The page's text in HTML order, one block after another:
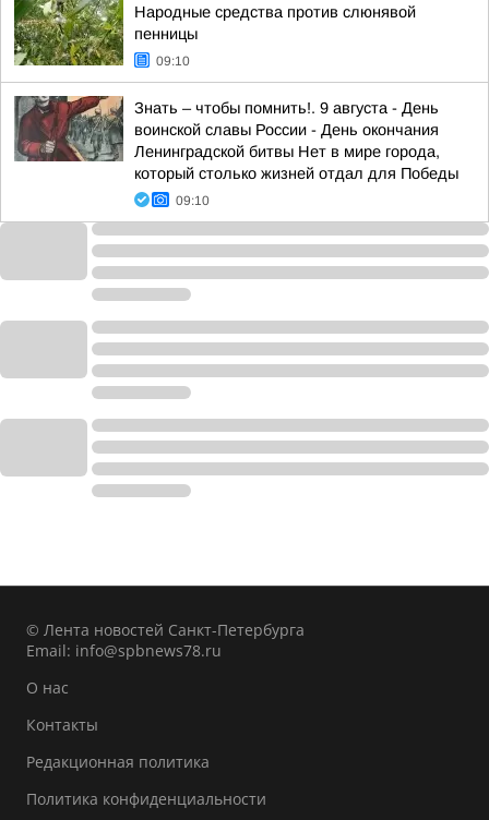
Народные средства против слюнявой
пенницы
09:10
Знать – чтобы помнить!. 9 августа - День
воинской славы России - День окончания
Ленинградской битвы Нет в мире города,
который столько жизней отдал для Победы
09:10
© Лента новостей Санкт-Петербурга
Email: info@spbnews78.ru
О нас
Контакты
Редакционная политика
Политика конфиденциальности